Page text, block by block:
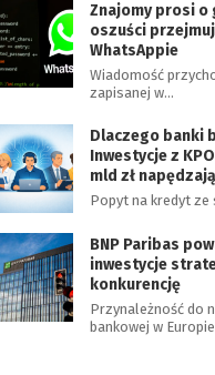
Znajomy prosi o
oszuści
WhatsAppie
Wiadomość
zapisanej w…
Dlaczego banki
Inwestycje z
mld zł
Popyt na kredyt
BNP Paribas
inwestycje
konkurencję
Przynależność do
bankowej w